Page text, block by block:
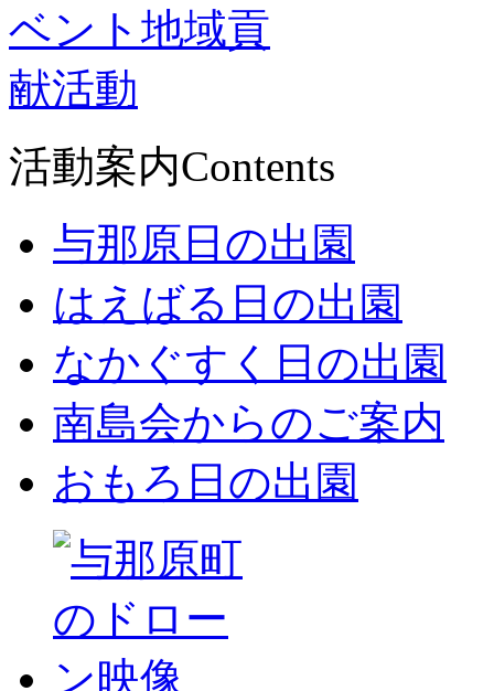
活動案内Contents
与那原日の出園
はえばる日の出園
なかぐすく日の出園
南島会からのご案内
おもろ日の出園